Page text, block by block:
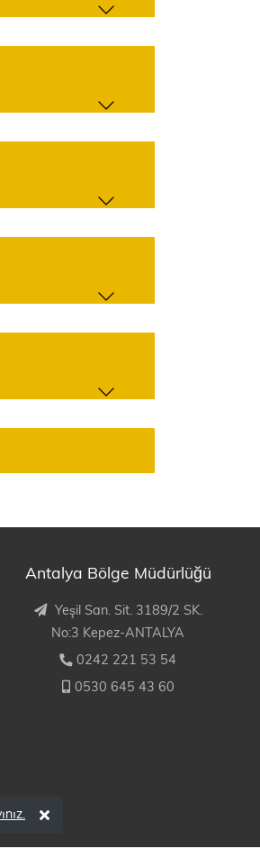
Antalya Bölge Müdürlüğü
Yeşil San. Sit. 3189/2 SK.
No:3 Kepez-ANTALYA
0242 221 53 54
0530 645 43 60